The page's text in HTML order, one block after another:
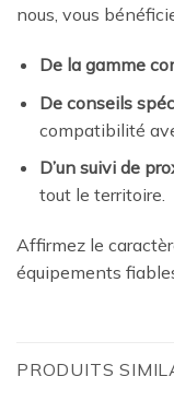
nous, vous
De la gamme
De conseils
compatibilité
D’un suivi de
tout le territoire.
Affirmez le
équipements
PRODUITS